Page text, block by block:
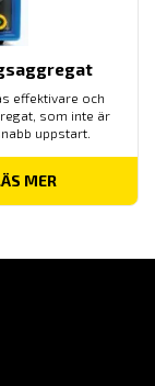
effektivare och
som inte är
uppstart.
MER